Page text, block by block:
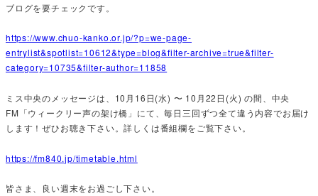
ブログを要チェックです。
https://www.chuo-kanko.or.jp/?p=we-page-
entrylist&spotlist=10612&type=blog&filter-archive=true&filter-
category=10735&filter-author=11858
ミス中央のメッセージは、10月16日(水) 〜 10月22日(火) の間、中央
FM「ウィークリー声の架け橋」にて、毎日三回ずつ全て違う内容でお届け
します！ぜひお聴き下さい。詳しくは番組欄をご覧下さい。
https://fm840.jp/timetable.html
皆さま、良い週末をお過ごし下さい。